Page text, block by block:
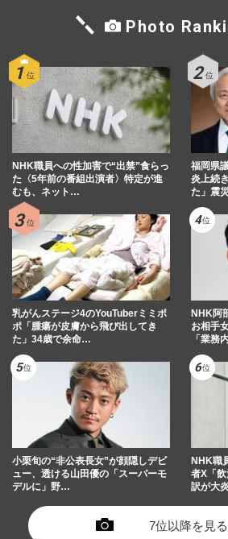
Photo
NHK職員への性加害で“出禁”食らっ
た〈5年前の番組出演者〉特定が進
むも、ネット…
福岡県
炎上続
た」震
乳がんステージ4のYouTuberミミポ
ポ「腫瘍が皮膚から飛び出してき
た」34歳で余命…
NHK阿
お相手
「業務
小栗旬の“非公表長女”が顔隠しデビ
ュー、透ける山田優の「スーパーモ
デルに」野…
NHK職
者X「
訳が大
7位以降を見る